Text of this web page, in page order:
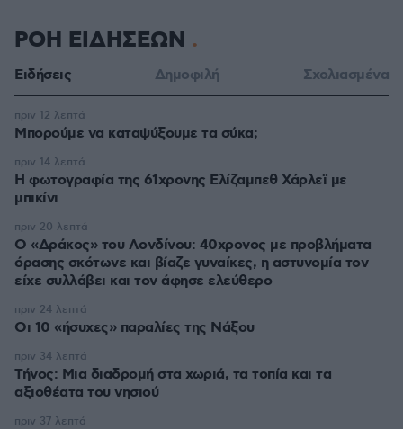
ΡΟΗ ΕΙΔΗΣΕΩΝ
Ειδήσεις Δημοφιλή Σχολιασμένα
Μπορούμε να καταψύξουμε τα σύκα;
πριν 12 λεπτά
Η φωτογραφία της 61χρονης Ελίζαμπεθ Χάρλεϊ με
μπικίνι
πριν 14 λεπτά
Ο «Δράκος» του Λονδίνου: 40χρονος με προβλήματα
όρασης σκότωνε και βίαζε γυναίκες, η αστυνομία τον
είχε συλλάβει και τον άφησε ελεύθερο
πριν 20 λεπτά
Οι 10 «ήσυχες» παραλίες της Νάξου
πριν 24 λεπτά
Τήνος: Μια διαδρομή στα χωριά, τα τοπία και τα
αξιοθέατα του νησιού
πριν 34 λεπτά
πριν 37 λεπτά